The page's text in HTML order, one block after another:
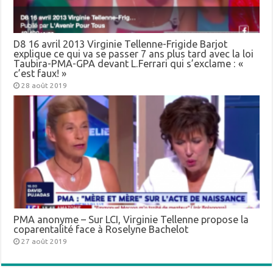
D8 16 avril 2013 Virginie Tellenne-Frigide Barjot
explique ce qui va se passer 7 ans plus tard avec la loi
Taubira-PMA-GPA devant L.Ferrari qui s’exclame : «
c’est faux! »
28 août 2019
PMA anonyme – Sur LCI, Virginie Tellenne propose la
coparentalité face à Roselyne Bachelot
27 août 2019